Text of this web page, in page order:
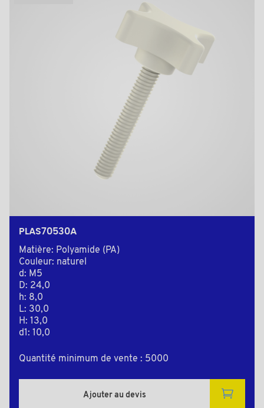
PLAS70530A
Matière: Polyamide (PA)
Couleur: naturel
d: M5
D: 24,0
h: 8,0
L: 30,0
H: 13,0
d1: 10,0
Quantité minimum de vente : 5000
Ajouter au devis